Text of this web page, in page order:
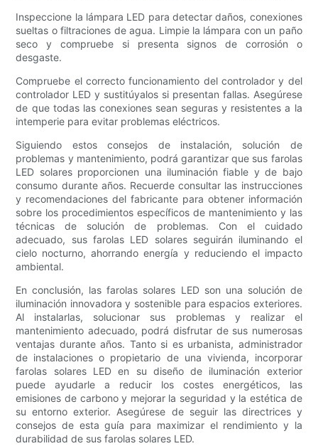
Inspeccione la lámpara LED para detectar daños, conexiones
sueltas o filtraciones de agua. Limpie la lámpara con un paño
seco y compruebe si presenta signos de corrosión o
desgaste.
Compruebe el correcto funcionamiento del controlador y del
controlador LED y sustitúyalos si presentan fallas. Asegúrese
de que todas las conexiones sean seguras y resistentes a la
intemperie para evitar problemas eléctricos.
Siguiendo estos consejos de instalación, solución de
problemas y mantenimiento, podrá garantizar que sus farolas
LED solares proporcionen una iluminación fiable y de bajo
consumo durante años. Recuerde consultar las instrucciones
y recomendaciones del fabricante para obtener información
sobre los procedimientos específicos de mantenimiento y las
técnicas de solución de problemas. Con el cuidado
adecuado, sus farolas LED solares seguirán iluminando el
cielo nocturno, ahorrando energía y reduciendo el impacto
ambiental.
En conclusión, las farolas solares LED son una solución de
iluminación innovadora y sostenible para espacios exteriores.
Al instalarlas, solucionar sus problemas y realizar el
mantenimiento adecuado, podrá disfrutar de sus numerosas
ventajas durante años. Tanto si es urbanista, administrador
de instalaciones o propietario de una vivienda, incorporar
farolas solares LED en su diseño de iluminación exterior
puede ayudarle a reducir los costes energéticos, las
emisiones de carbono y mejorar la seguridad y la estética de
su entorno exterior. Asegúrese de seguir las directrices y
consejos de esta guía para maximizar el rendimiento y la
durabilidad de sus farolas solares LED.